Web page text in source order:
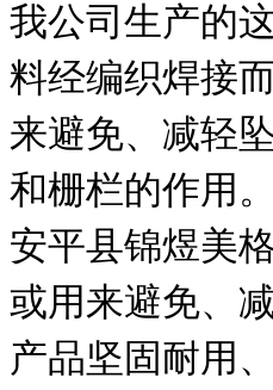
我公司生产的
料经编织焊接
来避免、减轻
和栅栏的作用。
安平县锦煜美
或用来避免、
产品坚固耐用